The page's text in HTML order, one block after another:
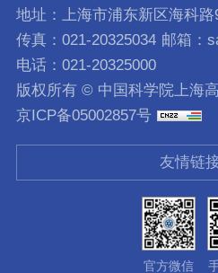
地址：上海市浦东新区海科路
传真：021-20325034 邮箱：
电话：021-20325000
版权所有 © 中国科学院上海
京ICP备05002857号
友情链
官方微信